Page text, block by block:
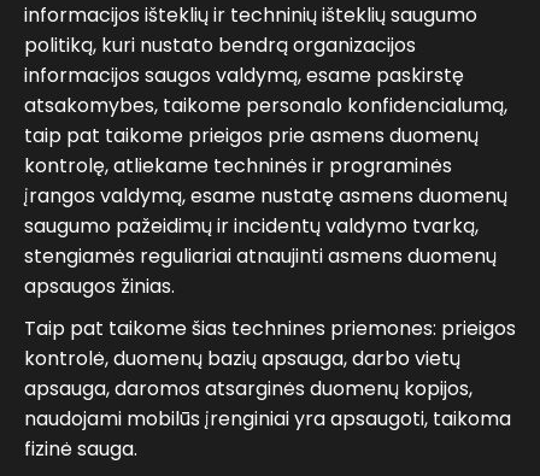
informacijos išteklių ir techninių išteklių saugumo
politiką, kuri nustato bendrą organizacijos
informacijos saugos valdymą, esame paskirstę
atsakomybes, taikome personalo konfidencialumą,
taip pat taikome prieigos prie asmens duomenų
kontrolę, atliekame techninės ir programinės
įrangos valdymą, esame nustatę asmens duomenų
saugumo pažeidimų ir incidentų valdymo tvarką,
stengiamės reguliariai atnaujinti asmens duomenų
apsaugos žinias.
Taip pat taikome šias technines priemones: prieigos
kontrolė, duomenų bazių apsauga, darbo vietų
apsauga, daromos atsarginės duomenų kopijos,
naudojami mobilūs įrenginiai yra apsaugoti, taikoma
fizinė sauga.